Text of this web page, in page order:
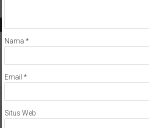
Nama *
Email *
Situs Web